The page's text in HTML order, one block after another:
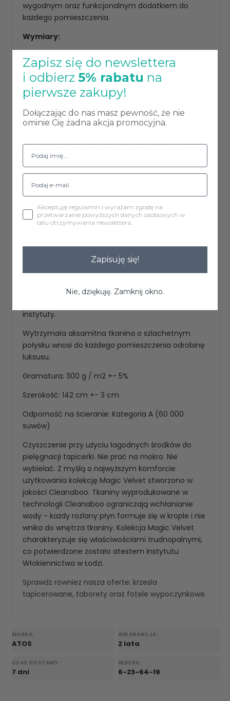
wygodnym oraz funkcjonalnym dodatkiem do
każdego pomieszczenia.
Wymiary:
Wysokość : 70 cm
Głębokość mebla: 47 cm
Głębokość siedziska: 36 cm
Szerokość siedziska: 36 cm
kolorze czarnym, końcówka nóg zdobiona złotym
kolorem.
Tkanina MAGIC VELVET
miękka i aksamitna w dotyku tkaniną tapicerską.
oraz mechacenie.Materiał łatwy do utrzymania w
czystości, posiada atesty do użytku komercyjnego
oraz OEKO-TEX
Produkt sprawdzony pod kątem substancji
instytuty.
Wytrzymała aksamitna tkanina o szlachetnym
połysku wnosi do każdego pomieszczenia odrobinę
luksusu.
Gramatura: 300 g / m2 +- 5%
Szerokość: 142 cm +- 3 cm
Odporność na ścieranie: Kategoria A (60 000
suwów)
Czyszczenie przy użyciu łagodnych środków do
pielęgnacji tapicerki. Nie prać na mokro. Nie
wybielać. Z myślą o najwyższym komforcie
użytkowania kolekcję Magic Velvet stworzono w
jakości Cleanaboo. Tkaniny wyprodukowane w
technologii Cleanaboo ograniczają wchłanianie
wody - każdy rozlany płyn formuje się w krople i nie
wnika do wnętrza tkaniny. Kolekcja Magic Velvet
charakteryzuje się właściwościami trudnopalnymi,
co potwierdzone zostało atestem Instytutu
Włokiennictwa w Łodzi.
Sprawdz rowniez nasza oferte: krzesla
tapicerowane, taborety oraz fotele wypoczynkowe.
MARKA:
ATOS
GWARANCJA:
2 lata
CZAS DOSTAWY:
7 dni
INDEKS:
6-23-64-19
Zapisz się do newslettera
i odbierz 5% rabatu na
pierwsze zakupy!
Dołączając do nas masz pewność, że nie
ominie Cię żadna akcja promocyjna.
Akceptuję regulamin i wyrażam zgodę na
przetwarzanie powyższych danych osobowych w
celu otrzymywania newslettera.
Zapisuję się!
Nie, dziękuję. Zamknij okno.